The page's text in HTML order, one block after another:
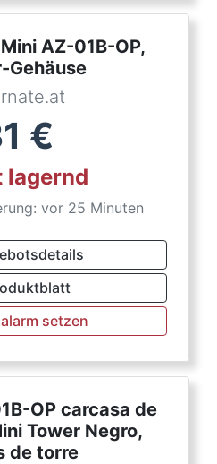
AZ-01B-OP,
Gehäuse
€
lagernd
vor 25 Minuten
setzen
OP carcasa de
Tower Negro,
de torre